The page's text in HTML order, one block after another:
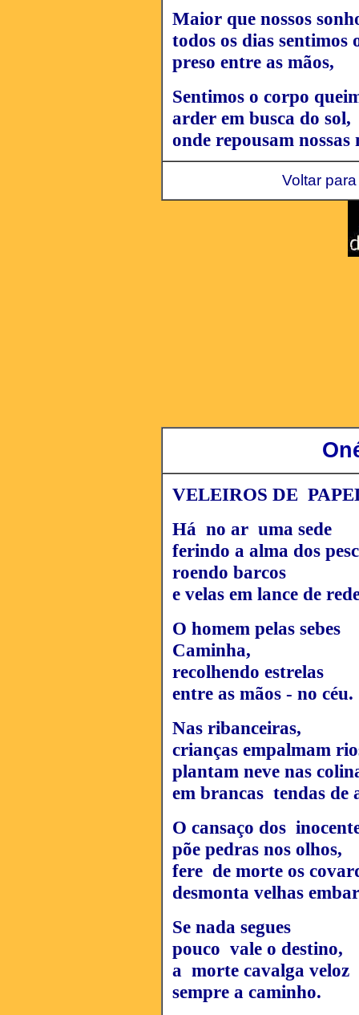
Maior que nossos
todos os dias sentimos
preso entre as mãos,
Sentimos o corpo
arder em busca do sol,
onde repousam nossas
Voltar
VELEIROS DE
Há no ar uma sede
ferindo a alma dos
roendo barcos
e velas em lance de
O homem pelas sebes
Caminha,
recolhendo estrelas
entre as mãos - no céu.
Nas ribanceiras,
crianças empalmam
plantam neve nas
em brancas tendas de
O cansaço dos
põe pedras nos olhos,
fere de morte os
desmonta velhas
Se nada segues
pouco vale o destino,
a morte cavalga veloz
sempre a caminho.